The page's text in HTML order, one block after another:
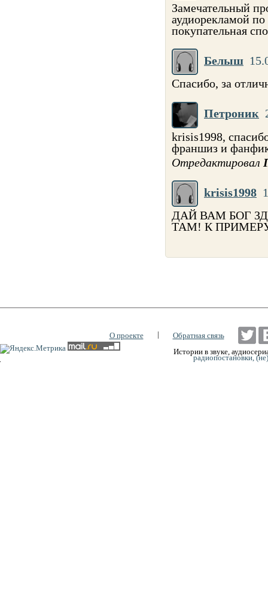
Замечательный
аудиорекламой
покупательная
Белыш
Спасибо, за
Петроник
krisis1998,
франшиз и
Отредактировал
krisis1998
ДАЙ ВАМ БОГ
ТАМ! К
О проекте |
Обратная связь
Истории в звуке,
радиопостановки,